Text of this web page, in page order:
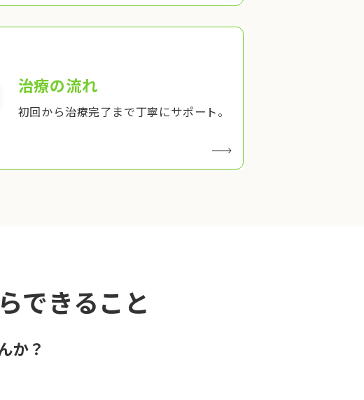
治療の流れ
初回から治療完了まで丁寧にサポート。
できること
か？